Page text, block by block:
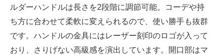
ルダーハンドルは長さを2段階に調節可能。コーデや持
ち方に合わせて柔軟に変えられるので、使い勝手も抜群
です。ハンドルの金具にはレーザー刻印のロゴが入って
おり、さりげない高級感を演出しています。開口部はマ